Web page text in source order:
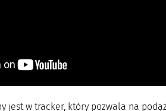
jest w tracker, który pozwala na